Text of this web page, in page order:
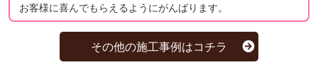
お客様に喜んでもらえるようにがんばります。
その他の施工事例はコチラ